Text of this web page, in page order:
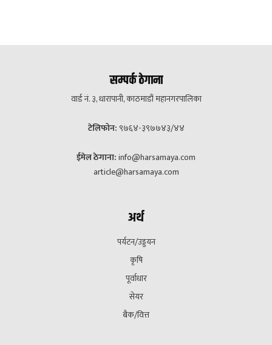
सम्पर्क ठेगाना
वार्ड नं. ३, धारापानी, काठमाडौं महानगरपालिका
टेलिफोन: ९७६४-३९७७४३/४४
ईमेल ठेगाना:info@harsamaya.com
article@harsamaya.com
अर्थ
पर्यटन/उड्डयन
कृषि
पूर्वाधार
सेयर
बैक/वित्त